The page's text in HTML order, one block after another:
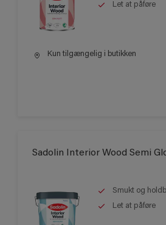
Let at påføre
Kun tilgængelig i butikken
Sadolin Interior Wood Semi
Smukt og
Let at påføre